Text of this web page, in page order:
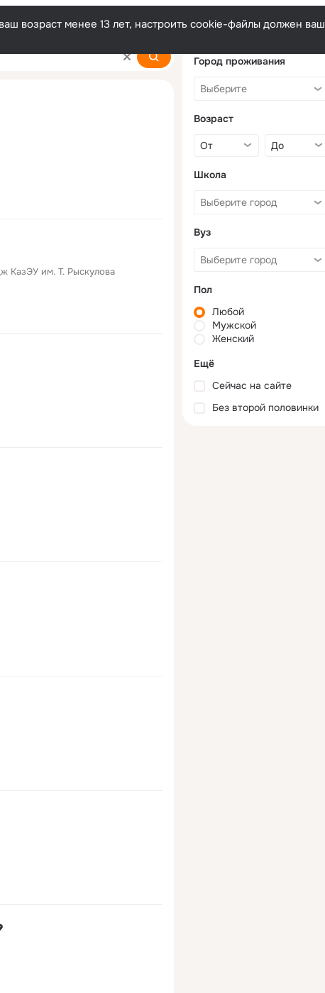
возраст менее 13 лет, настроить cookie-файлы должен ваш
КазЭУ им. Т. Рыскулова
Город проживания
Возраст
Школа
Вуз
Пол
Любой
Мужской
Женский
Ещё
Сейчас на сайте
Без второй половинки